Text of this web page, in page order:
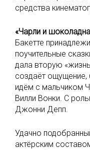
средства
«Чарли и
Бакетте
поучительные
дала вторую
создаёт ощущение,
идём с мальчиком
Вилли Вонки. С
Джонни Депп.
Удачно
актёрским